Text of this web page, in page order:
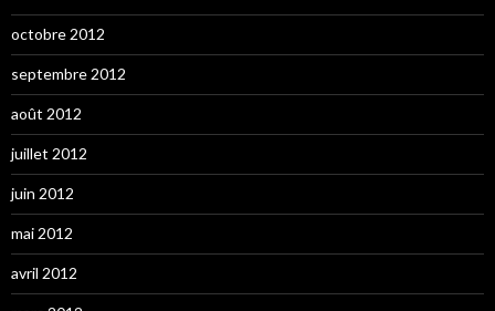
octobre 2012
septembre 2012
août 2012
juillet 2012
juin 2012
mai 2012
avril 2012